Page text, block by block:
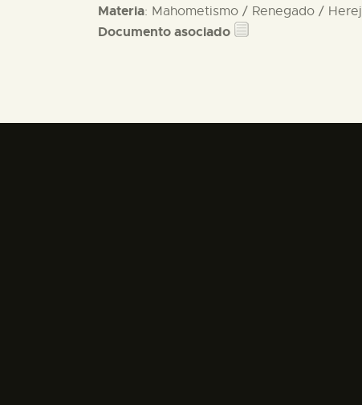
Materia: Mahometismo / Renegado /
Documento asociado